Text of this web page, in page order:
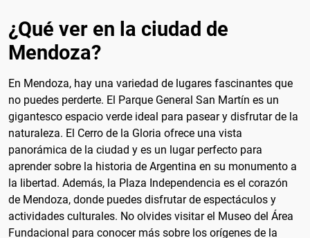
¿Qué ver en la ciudad de
Mendoza?
En Mendoza, hay una variedad de lugares fascinantes que
no puedes perderte. El Parque General San Martín es un
gigantesco espacio verde ideal para pasear y disfrutar de la
naturaleza. El Cerro de la Gloria ofrece una vista
panorámica de la ciudad y es un lugar perfecto para
aprender sobre la historia de Argentina en su monumento a
la libertad. Además, la Plaza Independencia es el corazón
de Mendoza, donde puedes disfrutar de espectáculos y
actividades culturales. No olvides visitar el Museo del Área
Fundacional para conocer más sobre los orígenes de la